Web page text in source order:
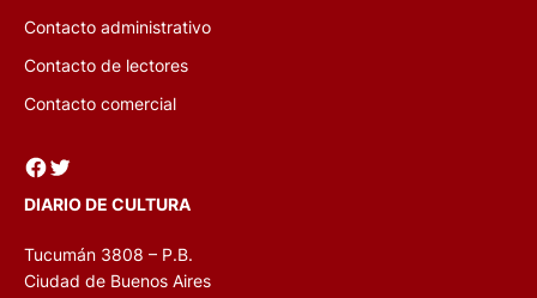
Contacto administrativo
Contacto de lectores
Contacto comercial
Facebook Twitter
DIARIO DE CULTURA
Tucumán 3808 – P.B.
Ciudad de Buenos Aires